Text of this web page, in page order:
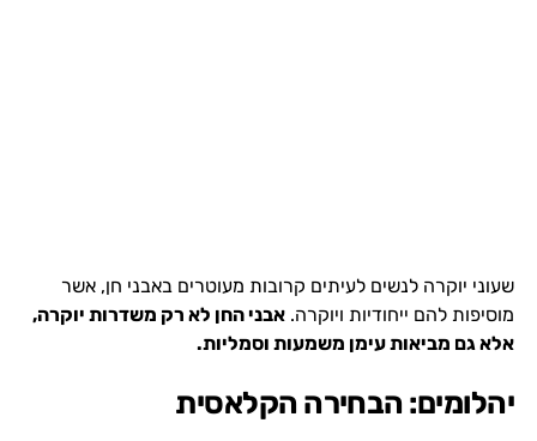
שעוני יוקרה לנשים לעיתים קרובות מעוטרים באבני חן, אשר
מוסיפות להם ייחודיות ויוקרה. אבני החן לא רק משדרות יוקרה,
אלא גם מביאות עימן משמעות וסמליות.
יהלומים: הבחירה הקלאסית